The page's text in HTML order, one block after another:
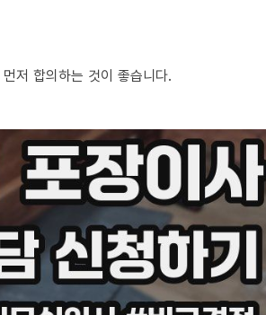
저 합의하는 것이 좋습니다.